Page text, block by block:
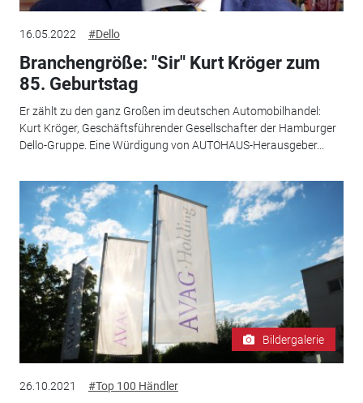
16.05.2022 #Dello
Branchengröße: "Sir" Kurt Kröger zum
85. Geburtstag
Er zählt zu den ganz Großen im deutschen Automobilhandel:
Kurt Kröger, Geschäftsführender Gesellschafter der Hamburger
Dello-Gruppe. Eine Würdigung von AUTOHAUS-Herausgeber...
Bildergalerie
26.10.2021 #Top 100 Händler